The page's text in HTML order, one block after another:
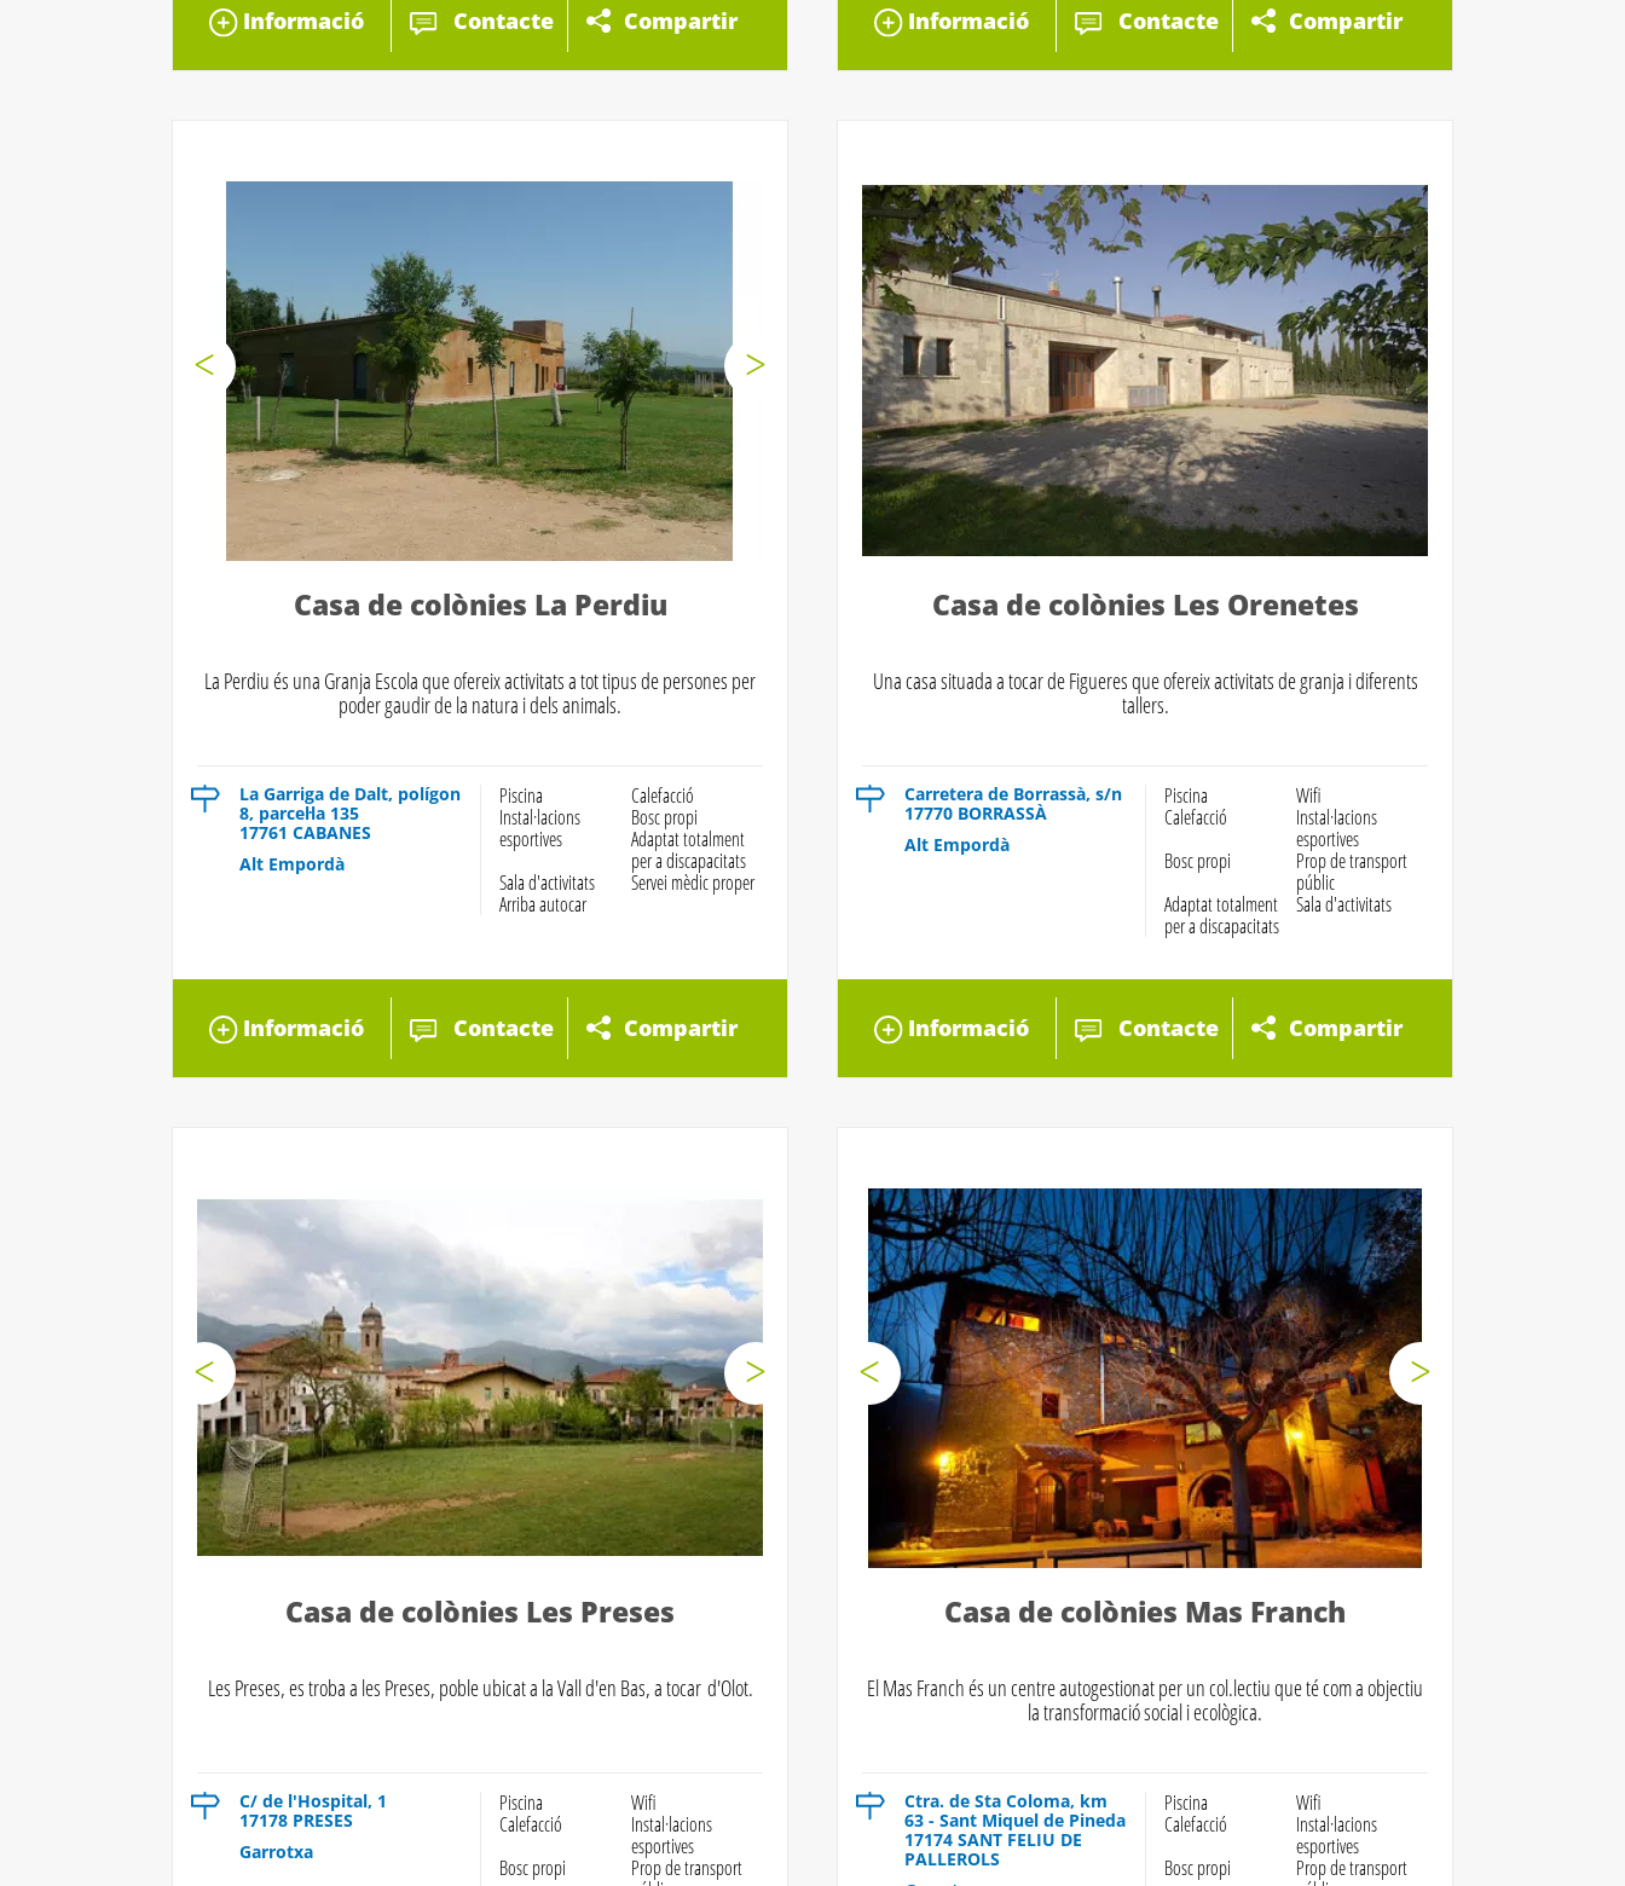
Informació Contacte Compartir Informació Contacte Compartir
Casa de colònies La Perdiu
La Perdiu és una Granja Escola que ofereix activitats a tot tipus de persones per
poder gaudir de la natura i dels animals.
La Garriga de Dalt, polígon
8, parcel·la 135
17761 CABANES
Alt Empordà
Piscina
Calefacció
Instal·lacions
esportives
Bosc propi
Adaptat totalment
per a discapacitats
Sala d'activitats
Servei mèdic proper
Arriba autocar
Informació Contacte Compartir
Casa de colònies Les Orenetes
Una casa situada a tocar de Figueres que ofereix activitats de granja i diferents
tallers.
Carretera de Borrassà, s/n
17770 BORRASSÀ
Alt Empordà
Piscina
Wifi
Calefacció
Instal·lacions
esportives
Bosc propi
Prop de transport
públic
Adaptat totalment
per a discapacitats
Sala d'activitats
Informació Contacte Compartir
Casa de colònies Les Preses
Les Preses, es troba a les Preses, poble ubicat a la Vall d'en Bas, a tocar d'Olot.
C/ de l'Hospital, 1
17178 PRESES
Garrotxa
Piscina
Wifi
Calefacció
Instal·lacions
esportives
Bosc propi
Prop de transport
Casa de colònies Mas Franch
El Mas Franch és un centre autogestionat per un col.lectiu que té com a objectiu
la transformació social i ecològica.
Ctra. de Sta Coloma, km
63 - Sant Miquel de Pineda
17174 SANT FELIU DE
PALLEROLS
Piscina
Wifi
Calefacció
Instal·lacions
esportives
Bosc propi
Prop de transport